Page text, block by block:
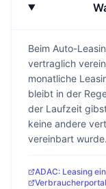
Beim Auto-
vertraglich
monatliche
bleibt in der
der Laufzeit
keine andere
vereinbart wurde.
ADAC: Leasing